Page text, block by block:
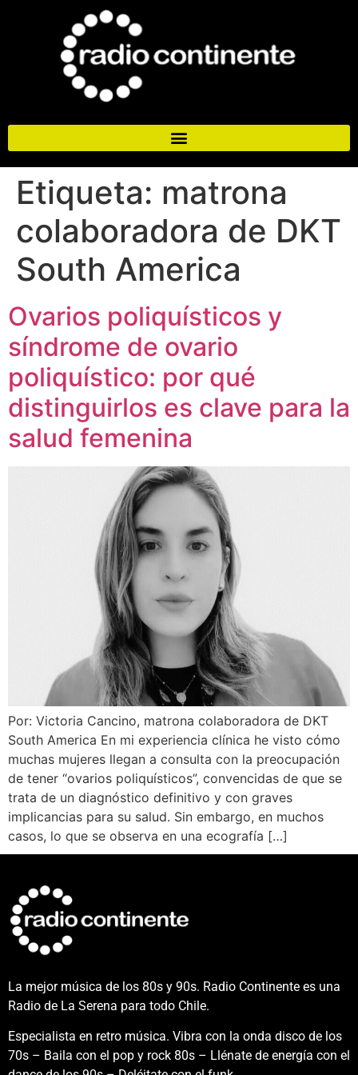
Etiqueta: matrona
colaboradora de DKT
South America
Ovarios poliquísticos y
síndrome de ovario
poliquístico: por qué
distinguirlos es clave para la
salud femenina
Por: Victoria Cancino, matrona colaboradora de DKT
South America En mi experiencia clínica he visto cómo
muchas mujeres llegan a consulta con la preocupación
de tener “ovarios poliquísticos”, convencidas de que se
trata de un diagnóstico definitivo y con graves
implicancias para su salud. Sin embargo, en muchos
casos, lo que se observa en una ecografía […]
La mejor música de los 80s y 90s. Radio Continente es una
Radio de La Serena para todo Chile.
Especialista en retro música. Vibra con la onda disco de los
70s – Baila con el pop y rock 80s – Llénate de energía con el